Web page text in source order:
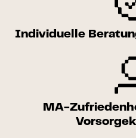
Individuelle
MA-